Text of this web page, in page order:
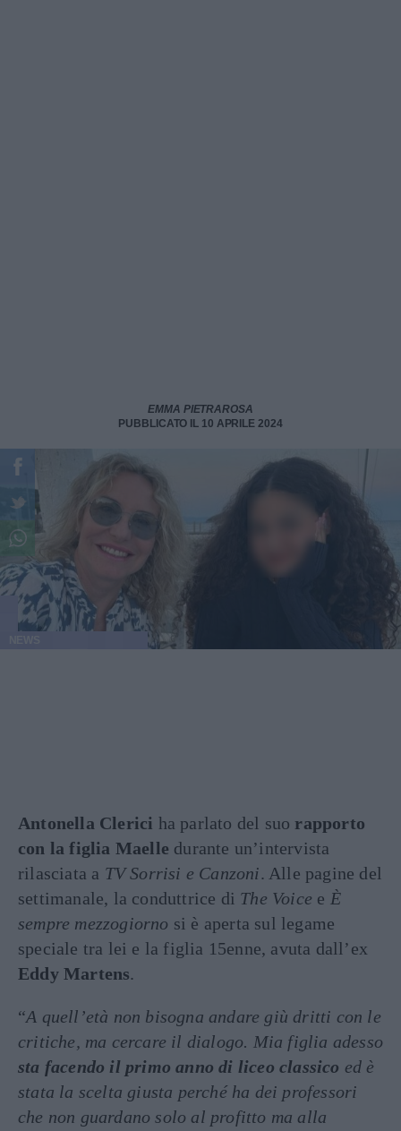
EMMA PIETRAROSA
PUBBLICATO IL 10 APRILE 2024
Antonella Clerici ha parlato del suo rapporto
con la figlia Maelle durante un’intervista
rilasciata a TV Sorrisi e Canzoni. Alle pagine del
settimanale, la conduttrice di The Voice e È
sempre mezzogiorno si è aperta sul legame
speciale tra lei e la figlia 15enne, avuta dall’ex
Eddy Martens.
“A quell’età non bisogna andare giù dritti con le
critiche, ma cercare il dialogo. Mia figlia adesso
sta facendo il primo anno di liceo classico ed è
stata la scelta giusta perché ha dei professori
che non guardano solo al profitto ma alla